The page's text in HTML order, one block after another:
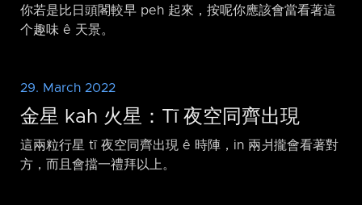
你若是比日頭閣較早 peh 起來，按呢你應該會當看著這
个趣味 ê 天景。
29. March 2022
金星 kah 火星：Tī 夜空同齊出現
這兩粒行星 tī 夜空同齊出現 ê 時陣，in 兩爿攏會看著對
方，而且會擋一禮拜以上。